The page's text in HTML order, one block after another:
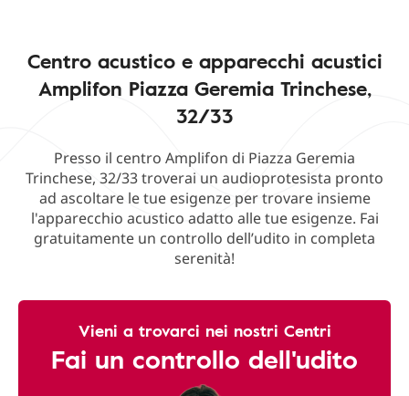
Centro acustico e apparecchi acustici
Amplifon Piazza Geremia Trinchese,
32/33
Presso il centro Amplifon di Piazza Geremia
Trinchese, 32/33 troverai un audioprotesista pronto
ad ascoltare le tue esigenze per trovare insieme
l'apparecchio acustico adatto alle tue esigenze. Fai
gratuitamente un controllo dell’udito in completa
serenità!
Vieni a trovarci nei nostri Centri
Fai un controllo dell'udito